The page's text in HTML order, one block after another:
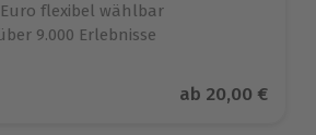
flexibel wählbar
9.000 Erlebnisse
Aktueller Preis
ab 20,00 €